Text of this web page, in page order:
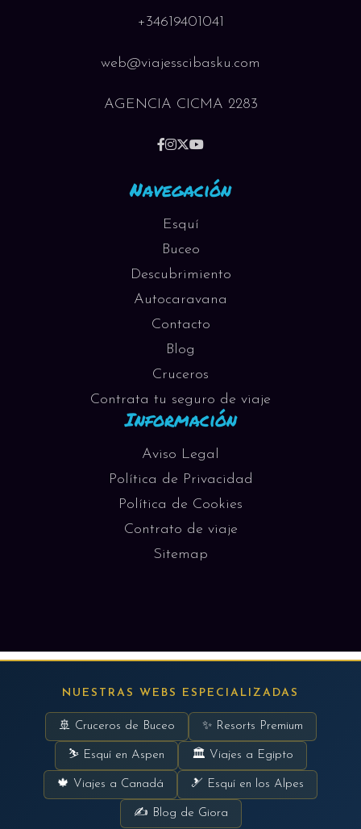
+34619401041
web@viajesscibasku.com
AGENCIA CICMA 2283
Navegación
Esquí
Buceo
Descubrimiento
Autocaravana
Contacto
Blog
Cruceros
Contrata tu seguro de viaje
Información
Aviso Legal
Política de Privacidad
Política de Cookies
Contrato de viaje
Sitemap
NUESTRAS WEBS ESPECIALIZADAS
🚢 Cruceros de Buceo ✨ Resorts Premium
⛷ Esquí en Aspen 🏛 Viajes a Egipto
🍁 Viajes a Canadá 🎿 Esquí en los Alpes
✍ Blog de Giora